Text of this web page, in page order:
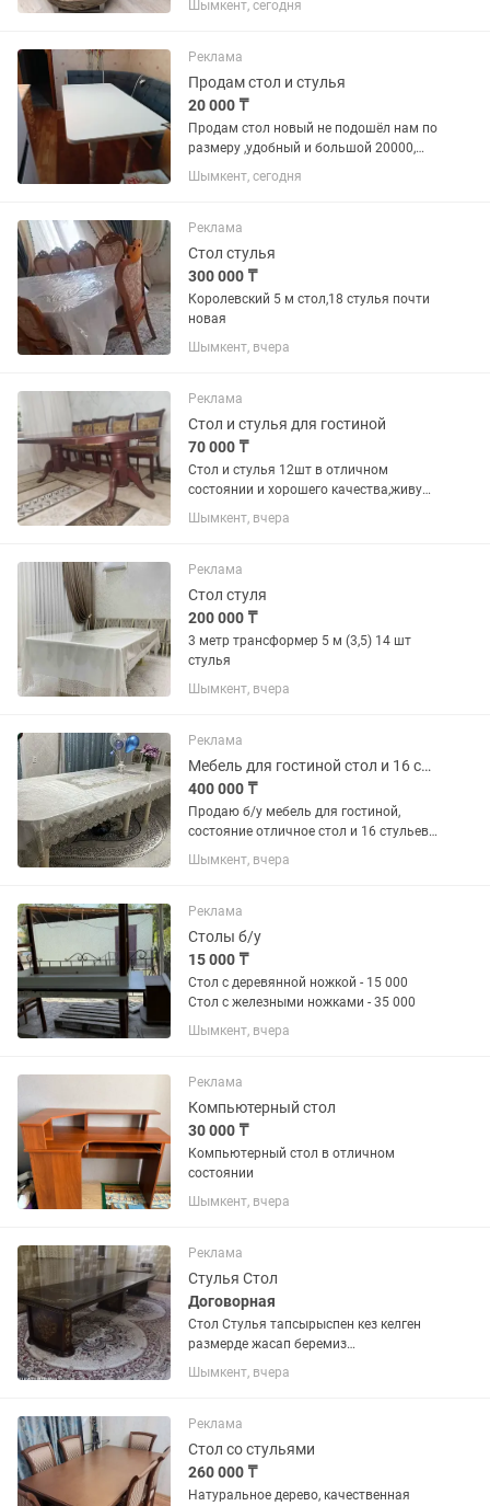
Шымкент, сегодня
Реклама
Продам стол и стулья
20 000 ₸
Продам стол новый не подошёл нам по
размеру ,удобный и большой 20000,
стулья б/у целые по 2000
Шымкент, сегодня
Реклама
Стол стулья
300 000 ₸
Королевский 5 м стол,18 стулья почти
новая
Шымкент, вчера
Реклама
Стол и стулья для гостиной
70 000 ₸
Стол и стулья 12шт в отличном
состоянии и хорошего качества,живу
Шымкенте на востоке мкр, 80мын,
договорная цена
Шымкент, вчера
Реклама
Стол стуля
200 000 ₸
3 метр трансформер 5 м (3,5) 14 шт
стулья
Шымкент, вчера
Реклама
Мебель для гостиной стол и 16 стульев б/у
400 000 ₸
Продаю б/у мебель для гостиной,
состояние отличное стол и 16 стульев,
цвет слоновая кость
Шымкент, вчера
Реклама
Столы б/у
15 000 ₸
Стол с деревянной ножкой - 15 000
Стол с железными ножками - 35 000
Шымкент, вчера
Реклама
Компьютерный стол
30 000 ₸
Компьютерный стол в отличном
состоянии
Шымкент, вчера
Реклама
Стулья Стол
Договорная
Стол Стулья тапсырыспен кез келген
размерде жасап беремиз
хабарласыныздар
Шымкент, вчера
Реклама
Стол со стульями
260 000 ₸
Натуральное дерево, качественная